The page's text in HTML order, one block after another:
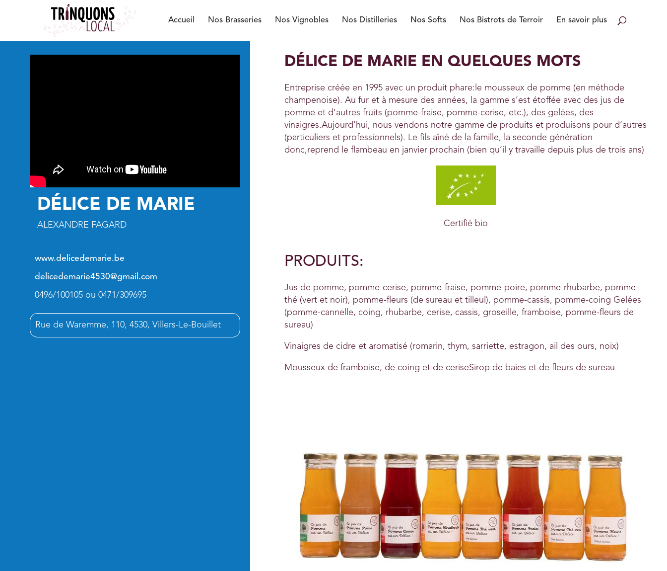
Accueil Nos Brasseries Nos Vignobles Nos Distilleries Nos Softs Nos Bistrots de Terroir En savoir plus
DÉLICE DE MARIE
ALEXANDRE FAGARD
www.delicedemarie.be
delicedemarie4530@gmail.com
0496/100105 ou 0471/309695
Rue de Waremme, 110, 4530, Villers-Le-Bouillet
DÉLICE DE MARIE EN QUELQUES MOTS
Entreprise créée en 1995 avec un produit phare:le mousseux de pomme (en méthode
champenoise). Au fur et à mesure des années, la gamme s’est étoffée avec des jus de
pomme et d’autres fruits (pomme-fraise, pomme-cerise, etc.), des gelées, des
vinaigres.Aujourd’hui, nous vendons notre gamme de produits et produisons pour d’autres
(particuliers et professionnels). Le fils aîné de la famille, la seconde génération
donc,reprend le flambeau en janvier prochain (bien qu’il y travaille depuis plus de trois ans)
Certifié bio
PRODUITS:
Jus de pomme, pomme-cerise, pomme-fraise, pomme-poire, pomme-rhubarbe, pomme-
thé (vert et noir), pomme-fleurs (de sureau et tilleul), pomme-cassis, pomme-coing Gelées
(pomme-cannelle, coing, rhubarbe, cerise, cassis, groseille, framboise, pomme-fleurs de
sureau)
Vinaigres de cidre et aromatisé (romarin, thym, sarriette, estragon, ail des ours, noix)
Mousseux de framboise, de coing et de ceriseSirop de baies et de fleurs de sureau